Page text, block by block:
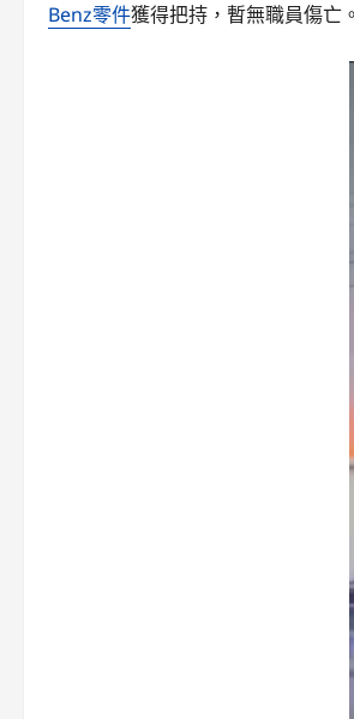
Benz零件獲得把持，暫無職員傷亡。